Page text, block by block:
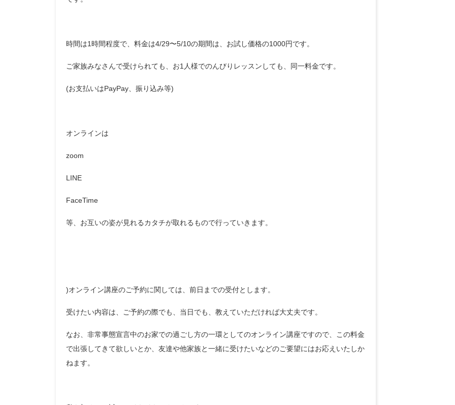
時間は1時間程度で、料金は4/29〜5/10の期間は、お試し価格の1000円です。
ご家族みなさんで受けられても、お1人様でのんびりレッスンしても、同一料金です。
(お支払いはPayPay、振り込み等)
オンラインは
zoom
LINE
FaceTime
等、お互いの姿が見れるカタチが取れるもので行っていきます。
)オンライン講座のご予約に関しては、前日までの受付とします。
受けたい内容は、ご予約の際でも、当日でも、教えていただければ大丈夫です。
なお、非常事態宣言中のお家での過ごし方の一環としてのオンライン講座ですので、この料金
で出張してきて欲しいとか、友達や他家族と一緒に受けたいなどのご要望にはお応えいたしか
ねます。